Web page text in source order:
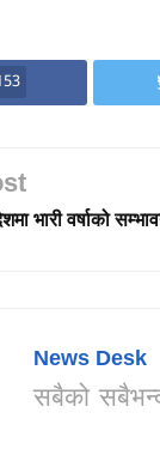
भारी वर्षाको
News Desk
सबैको